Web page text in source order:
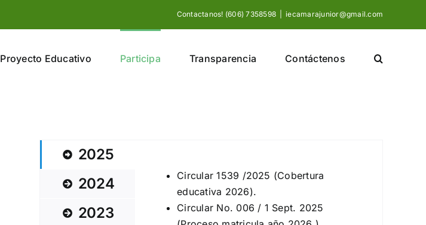
Contactanos! (606) 7358598 iecamarajunior@gmail.com
Proyecto Educativo Participa Transparencia Contáctenos
2025
2024
2023
Circular 1539 /2025 (Cobertura
educativa 2026).
Circular No. 006 / 1 Sept. 2025